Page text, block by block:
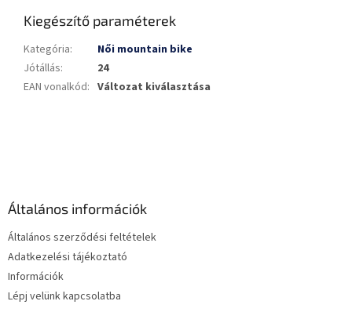
Kiegészítő paraméterek
Kategória:
Női mountain bike
Jótállás:
24
EAN vonalkód: Változat kiválasztása
Általános információk
Általános szerződési feltételek
Adatkezelési tájékoztató
Információk
Lépj velünk kapcsolatba